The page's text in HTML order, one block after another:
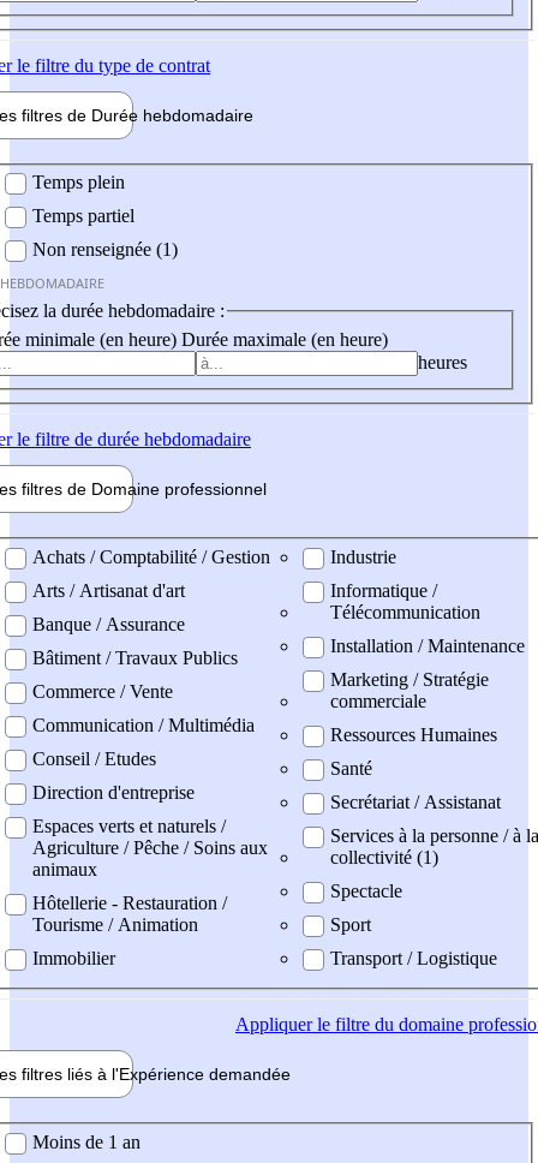
le filtre du type de contrat
filtres de Durée hebdomadaire
Temps plein
Temps partiel
Non renseignée (1)
la durée hebdomadaire :
minimale (en heure) Durée maximale (en heure)
heures
le filtre de durée hebdomadaire
filtres de Domaine professionnel
professionel
Achats / Comptabilité / Gestion
Arts / Artisanat d'art
Banque / Assurance
Bâtiment / Travaux Publics
Commerce / Vente
Communication / Multimédia
Conseil / Etudes
Direction d'entreprise
Espaces verts et naturels /
Agriculture / Pêche / Soins aux
animaux
Hôtellerie - Restauration /
Tourisme / Animation
Immobilier
Industrie
Informatique /
Télécommunication
Installation / Maintenance
Marketing / Stratégie
commerciale
Ressources Humaines
Santé
Secrétariat / Assistanat
Services à la personne / à la
collectivité (1)
Spectacle
Sport
Transport / Logistique
Appliquerle filtre du domaine
filtres liés à l'Expérience demandée
demandée
Moins de 1 an